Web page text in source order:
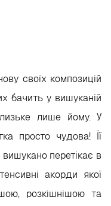
своїх композицій
бачить у вишуканій
лише йому. У
просто чудова! Її
вишукано перетікає в
акорди якої
розкішнішою та